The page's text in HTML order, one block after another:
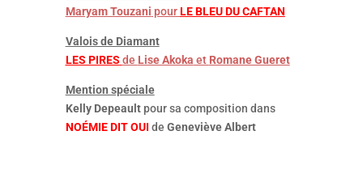
Maryam Touzani pourLE BLEU DU CAFTAN
Valois de Diamant
LES PIRES de Lise Akoka et Romane Gueret
Mention spéciale
Kelly Depeaultpour sa composition dans
NOÉMIE DIT OUI de Geneviève Albert